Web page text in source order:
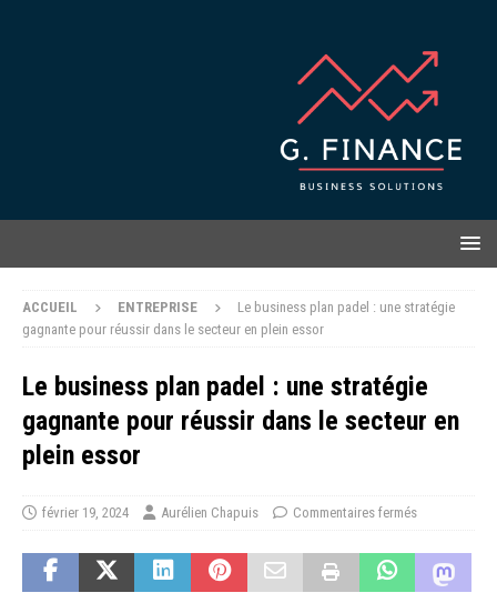
ACCUEIL ENTREPRISE
Le business plan padel : une stratégie
gagnante pour réussir dans le secteur en plein essor
Le business plan padel : une stratégie
gagnante pour réussir dans le secteur en
plein essor
février 19, 2024 Aurélien Chapuis Commentaires fermés